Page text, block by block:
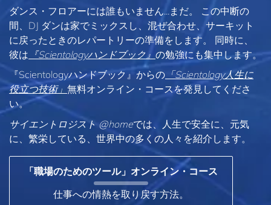
ダンス・フロアーには誰もいません...まだ。 この中断の
間、DJ ダンは家でミックスし、混ぜ合わせ、サーキット
に戻ったときのレパートリーの準備をします。 同時に、
彼は 『Scientologyハンドブック』 の勉強にも集中します。
『Scientologyハンドブック』からの 「Scientology人生に
役立つ技術」 無料オンライン・コースを発見してくださ
い。
サイエントロジスト @homeでは、人生で安全に、元気
に、繁栄している、世界中の多くの人々を紹介します。
「職場のためのツール」オンライン・コース
仕事への情熱を取り戻す方法。